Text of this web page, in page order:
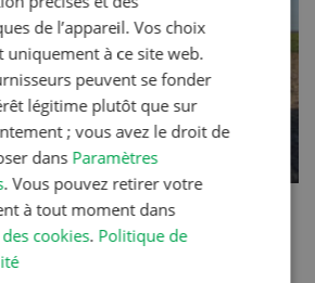
de la pression
de l’appareil. Vos choix
uniquement à ce site web.
peuvent se fonder
légitime plutôt que sur
; vous avez le droit de
dansParamètres
. Vous pouvez retirer votre
à tout moment dans
cookies. Politique de